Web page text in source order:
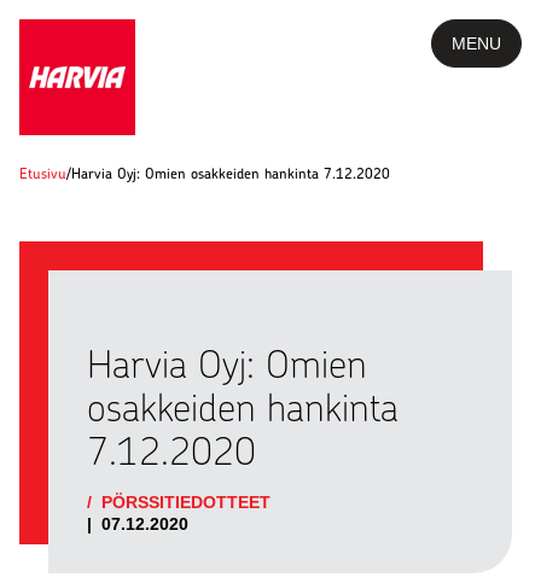
MENU
Etusivu/Harvia Oyj: Omien osakkeiden hankinta 7.12.2020
Harvia Oyj: Omien
osakkeiden hankinta
7.12.2020
/ PÖRSSITIEDOTTEET
| 07.12.2020